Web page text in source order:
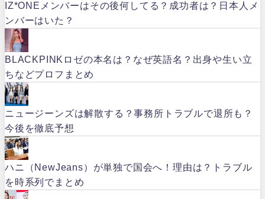
IZ*ONEメンバーはその後何してる？成功者は？日本人メ
ンバーはいた？
BLACKPINKロゼの本名は？なぜ英語名？出身や生い立
ちなどプロフまとめ
ニュージーンズは解散する？事務所トラブルで退所も？
今後を徹底予想
ハニ（NewJeans）が単独で国会へ！理由は？トラブル
を時系列でまとめ